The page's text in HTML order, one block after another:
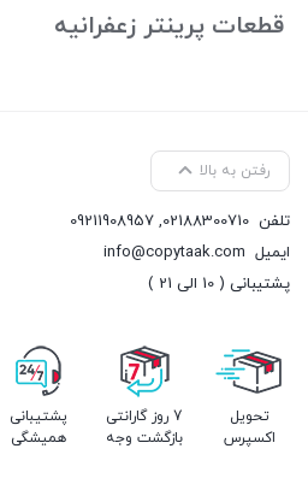
قطعات پرینتر زعفرانیه
رفتن به بالا
تلفن 02188300710
,
09211908957
ایمیل info@copytaak.com
پشتیبانی ( 10 الی 21 )
تحویل
اکسپرس
7 روز گارانتی
بازگشت وجه
پشتیبانی
همیشگی